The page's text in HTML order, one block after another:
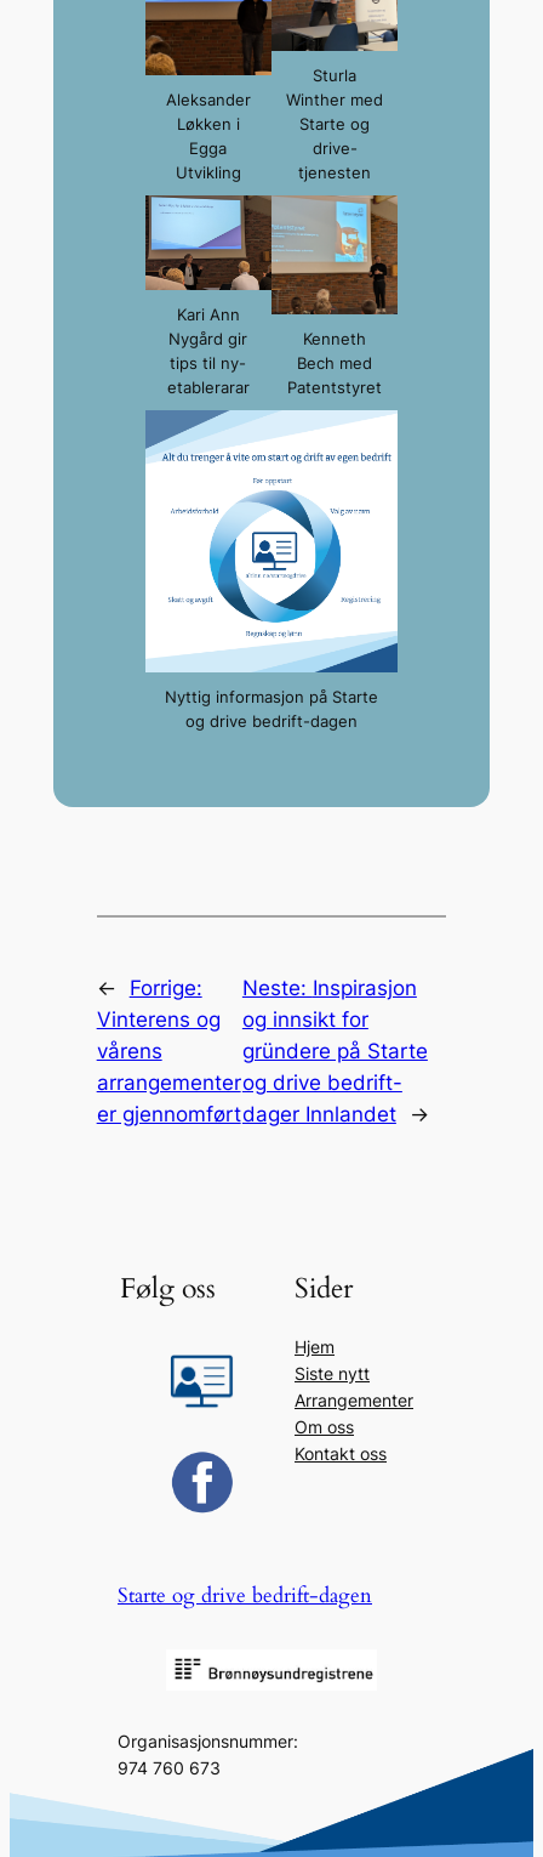
Aleksander
Løkken i
Egga
Utvikling
Sturla
Winther med
Starte og
drive-
tjenesten
Kari Ann
Nygård gir
tips til ny-
etablerarar
Kenneth
Bech med
Patentstyret
Nyttig informasjon på Starte
og drive bedrift-dagen
←
Forrige:
Vinterens og
vårens
arrangementer
er gjennomført
Neste: Inspirasjon
og innsikt for
gründere på Starte
og drive bedrift-
dager Innlandet
→
Følg oss Sider
Hjem
Siste nytt
Arrangementer
Om oss
Kontakt oss
Starte og drive bedrift-dagen
Organisasjonsnummer:
974 760 673